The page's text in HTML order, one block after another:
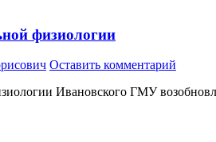
физиологии
Оставить комментарий
Ивановского ГМУ